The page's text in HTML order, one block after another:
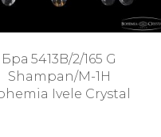
Бра 5413B/2/165 G
Shampan/M-1H
Ivele Crystal
Ширина: 35 см